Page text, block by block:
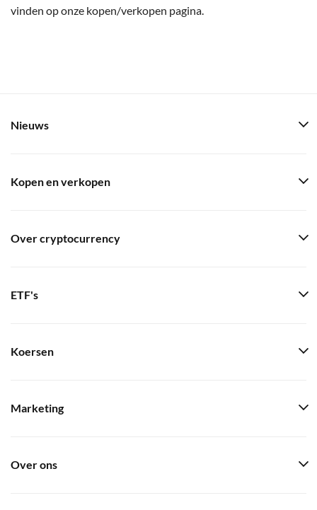
vinden op onze kopen/verkopen pagina.
Nieuws
Kopen en verkopen
Over cryptocurrency
ETF's
Koersen
Marketing
Over ons